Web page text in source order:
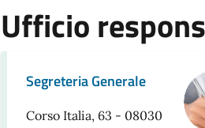
Ufficio
Segreteria Generale
Corso Italia, 63 - 08030